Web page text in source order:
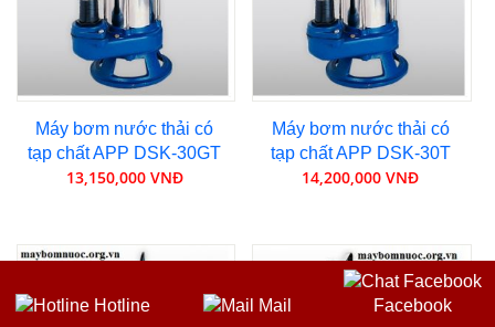
Hotline Mail Facebook
Máy bơm nước thải có
tạp chất APP DSK-30GT
13,150,000 VNĐ
Máy bơm nước thải có
tạp chất APP DSK-30T
14,200,000 VNĐ